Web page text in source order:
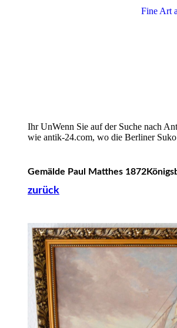
Fine Art
Ihr UnWenn Sie auf der Suche nach
wie antik-24.com, wo die Berliner
Gemälde Paul Matthes
zurück